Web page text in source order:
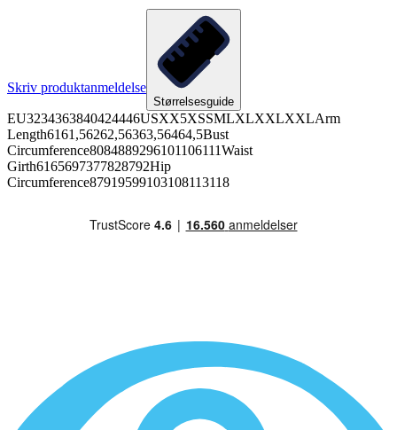
Skriv produktanmeldelse
Størrelsesguide
EU3234363840424446USXX5XSSMLXLXXLXXLArm
Length6161,56262,56363,56464,5Bust
Circumference8084889296101106111Waist
Girth6165697377828792Hip
Circumference87919599103108113118